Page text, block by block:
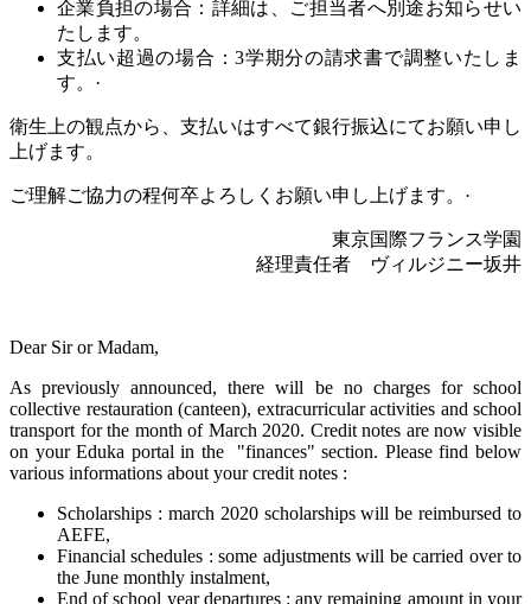
企業負担の場合：詳細は、ご担当者へ別途お知らせい
たします。
支払い超過の場合：3学期分の請求書で調整いたしま
す。 ·
衛生上の観点から、支払いはすべて銀行振込にてお願い申し
上げます。
ご理解ご協力の程何卒よろしくお願い申し上げます。 ·
東京国際フランス学園
経理責任者 ヴィルジニー坂井
Dear Sir or Madam,
As previously announced, there will be no charges for school
collective restauration (canteen), extracurricular activities and school
transport for the month of March 2020. Credit notes are now visible
on your Eduka portal in the "finances" section. Please find below
various informations about your credit notes :
Scholarships : march 2020 scholarships will be reimbursed to
AEFE,
Financial schedules : some adjustments will be carried over to
the June monthly instalment,
End of school year departures : any remaining amount in your